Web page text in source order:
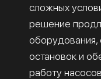
сложных
решение
оборудования,
остановок и
работу